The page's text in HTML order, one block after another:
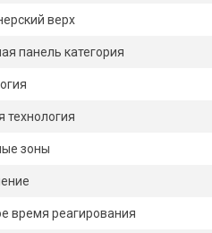
верх
панель категория
технология
зоны
время реагирования